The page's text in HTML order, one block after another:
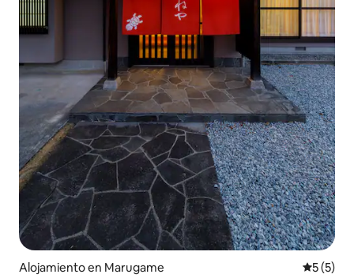
Alojamiento en Marugame
5 (5)